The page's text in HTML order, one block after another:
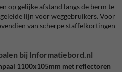
op gelijke afstand langs de berm te
lijn voor weggebruikers. Voor
van scherpe staffelkortingen
bij Informatiebord.nl
1100x105mm met reflectoren